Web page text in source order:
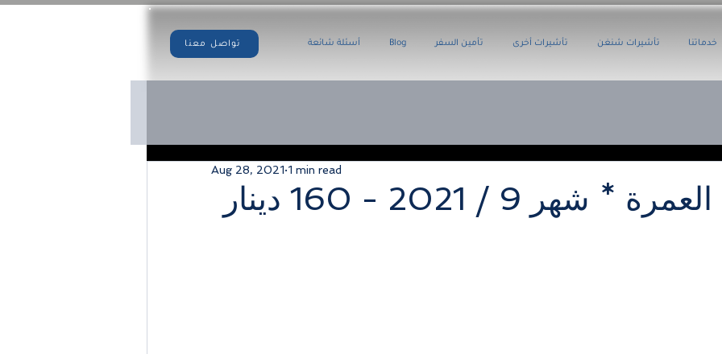
تواصل معنا أسئلة شائعة Blog تأمين السفر تأشيرات أخرى تأشيرات شنغن خدماتنا
العمرة * شهر 9 / 2021 - 160 دينار
Aug 28, 2021 1 min read